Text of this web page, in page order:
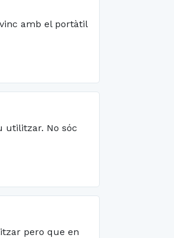
amb el portàtil
utilitzar. No sóc
pero que en